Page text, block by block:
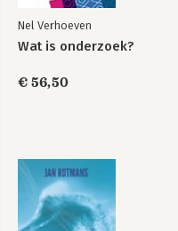
Nel Verhoeven
Wat is onderzoek?
€ 56,50